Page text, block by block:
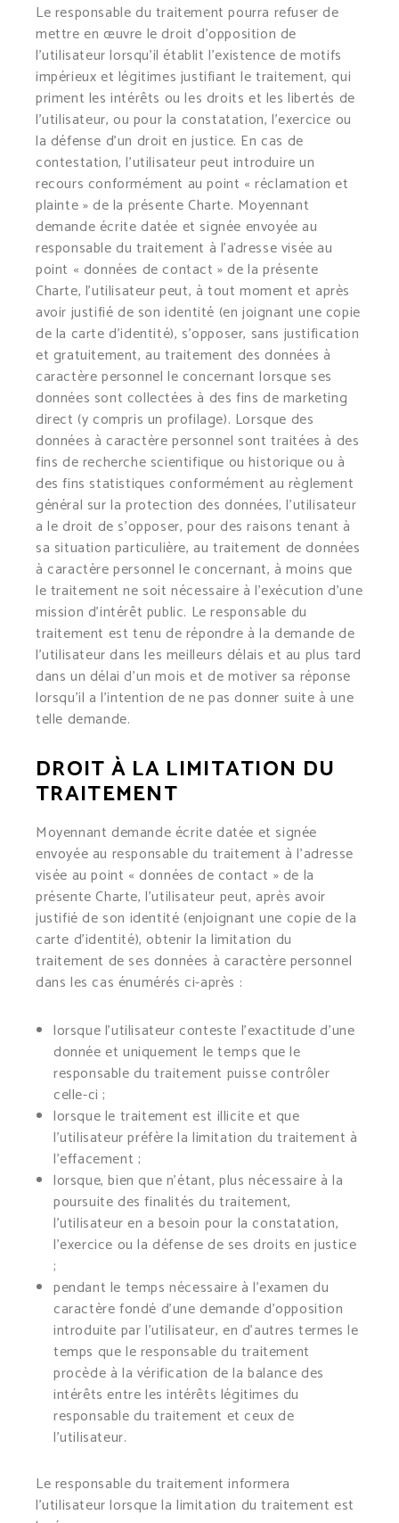
Le responsable du traitement pourra refuser de
mettre en œuvre le droit d’opposition de
l’utilisateur lorsqu’il établit l’existence de motifs
impérieux et légitimes justifiant le traitement, qui
priment les intérêts ou les droits et les libertés de
l’utilisateur, ou pour la constatation, l’exercice ou
la défense d’un droit en justice. En cas de
contestation, l’utilisateur peut introduire un
recours conformément au point « réclamation et
plainte » de la présente Charte. Moyennant
demande écrite datée et signée envoyée au
responsable du traitement à l’adresse visée au
point « données de contact » de la présente
Charte, l’utilisateur peut, à tout moment et après
avoir justifié de son identité (en joignant une copie
de la carte d’identité), s’opposer, sans justification
et gratuitement, au traitement des données à
caractère personnel le concernant lorsque ses
données sont collectées à des fins de marketing
direct (y compris un profilage). Lorsque des
données à caractère personnel sont traitées à des
fins de recherche scientifique ou historique ou à
des fins statistiques conformément au règlement
général sur la protection des données, l’utilisateur
a le droit de s’opposer, pour des raisons tenant à
sa situation particulière, au traitement de données
à caractère personnel le concernant, à moins que
le traitement ne soit nécessaire à l’exécution d’une
mission d’intérêt public. Le responsable du
traitement est tenu de répondre à la demande de
l’utilisateur dans les meilleurs délais et au plus tard
dans un délai d’un mois et de motiver sa réponse
lorsqu’il a l’intention de ne pas donner suite à une
telle demande.
DROIT À LA LIMITATION DU
TRAITEMENT
Moyennant demande écrite datée et signée
envoyée au responsable du traitement à l’adresse
visée au point « données de contact » de la
présente Charte, l’utilisateur peut, après avoir
justifié de son identité (enjoignant une copie de la
carte d’identité), obtenir la limitation du
traitement de ses données à caractère personnel
dans les cas énumérés ci-après :
lorsque l’utilisateur conteste l’exactitude d’une
donnée et uniquement le temps que le
responsable du traitement puisse contrôler
celle-ci ;
lorsque le traitement est illicite et que
l’utilisateur préfère la limitation du traitement à
l’effacement ;
lorsque, bien que n’étant, plus nécessaire à la
poursuite des finalités du traitement,
l’utilisateur en a besoin pour la constatation,
l’exercice ou la défense de ses droits en justice
;
pendant le temps nécessaire à l’examen du
caractère fondé d’une demande d’opposition
introduite par l’utilisateur, en d’autres termes le
temps que le responsable du traitement
procède à la vérification de la balance des
intérêts entre les intérêts légitimes du
responsable du traitement et ceux de
l’utilisateur.
Le responsable du traitement informera
l’utilisateur lorsque la limitation du traitement est